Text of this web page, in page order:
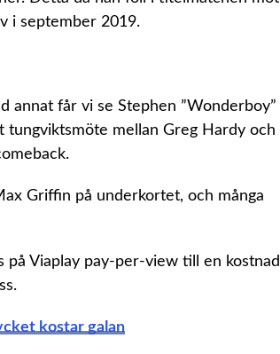
i september 2019.
annat får vi se Stephen ”Wonderboy”
tungviktsmöte mellan Greg Hardy och
Griffin på underkortet, och många
på Viaplay pay-per-view till en kostnad
kostar galan